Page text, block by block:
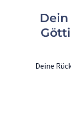
Deine